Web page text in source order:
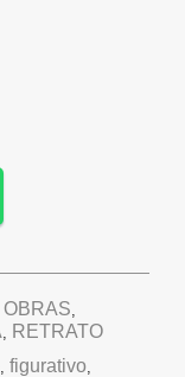
OBRAS,
, RETRATO
, figurativo,